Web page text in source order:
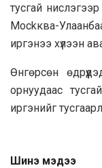
тycгай
Мockквa-
иргэнээ хүлээн
Өнгөрсөн
opнyyдaac
иргэнийг
Шинэ мэдээ